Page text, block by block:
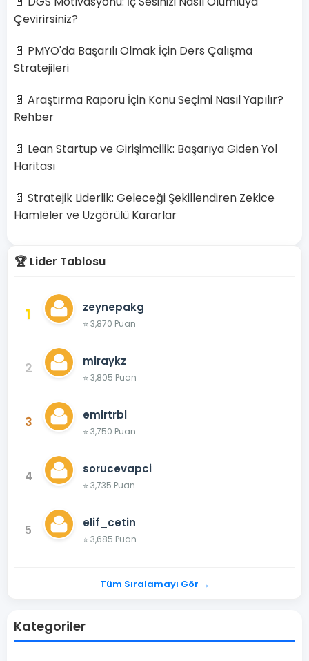
Çevirirsiniz?
📄 PMYO'da Başarılı Olmak İçin Ders Çalışma
Stratejileri
📄 Araştırma Raporu İçin Konu Seçimi Nasıl Yapılır?
Rehber
📄 Lean Startup ve Girişimcilik: Başarıya Giden Yol
Haritası
📄 Stratejik Liderlik: Geleceği Şekillendiren Zekice
Hamleler ve Uzgörülü Kararlar
🏆 Lider Tablosu
1 zeynepakg
⭐ 3,870 Puan
2 miraykz
⭐ 3,805 Puan
3 emirtrbl
⭐ 3,750 Puan
4 sorucevapci
⭐ 3,735 Puan
5 elif_cetin
⭐ 3,685 Puan
Tüm Sıralamayı Gör →
Kategoriler